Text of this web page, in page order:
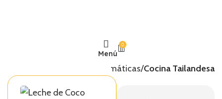
Menú
0
Temáticas Cocina Tailandesa